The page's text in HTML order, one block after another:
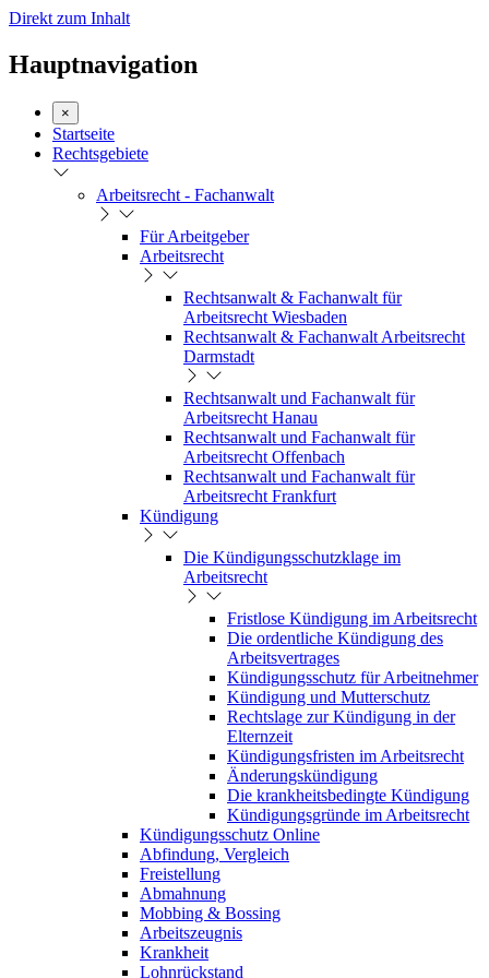
Direkt zum Inhalt
Hauptnavigation
×
Startseite
Rechtsgebiete
Arbeitsrecht - Fachanwalt
Für Arbeitgeber
Arbeitsrecht
Rechtsanwalt & Fachanwalt für
Arbeitsrecht Wiesbaden
Rechtsanwalt & Fachanwalt Arbeitsrecht
Darmstadt
Rechtsanwalt und Fachanwalt für
Arbeitsrecht Hanau
Rechtsanwalt und Fachanwalt für
Arbeitsrecht Offenbach
Rechtsanwalt und Fachanwalt für
Arbeitsrecht Frankfurt
Kündigung
Die Kündigungsschutzklage im
Arbeitsrecht
Fristlose Kündigung im Arbeitsrecht
Die ordentliche Kündigung des
Arbeitsvertrages
Kündigungsschutz für Arbeitnehmer
Kündigung und Mutterschutz
Rechtslage zur Kündigung in der
Elternzeit
Kündigungsfristen im Arbeitsrecht
Änderungskündigung
Die krankheitsbedingte Kündigung
Kündigungsgründe im Arbeitsrecht
Kündigungsschutz Online
Abfindung, Vergleich
Freistellung
Abmahnung
Mobbing & Bossing
Arbeitszeugnis
Krankheit
Lohnrückstand